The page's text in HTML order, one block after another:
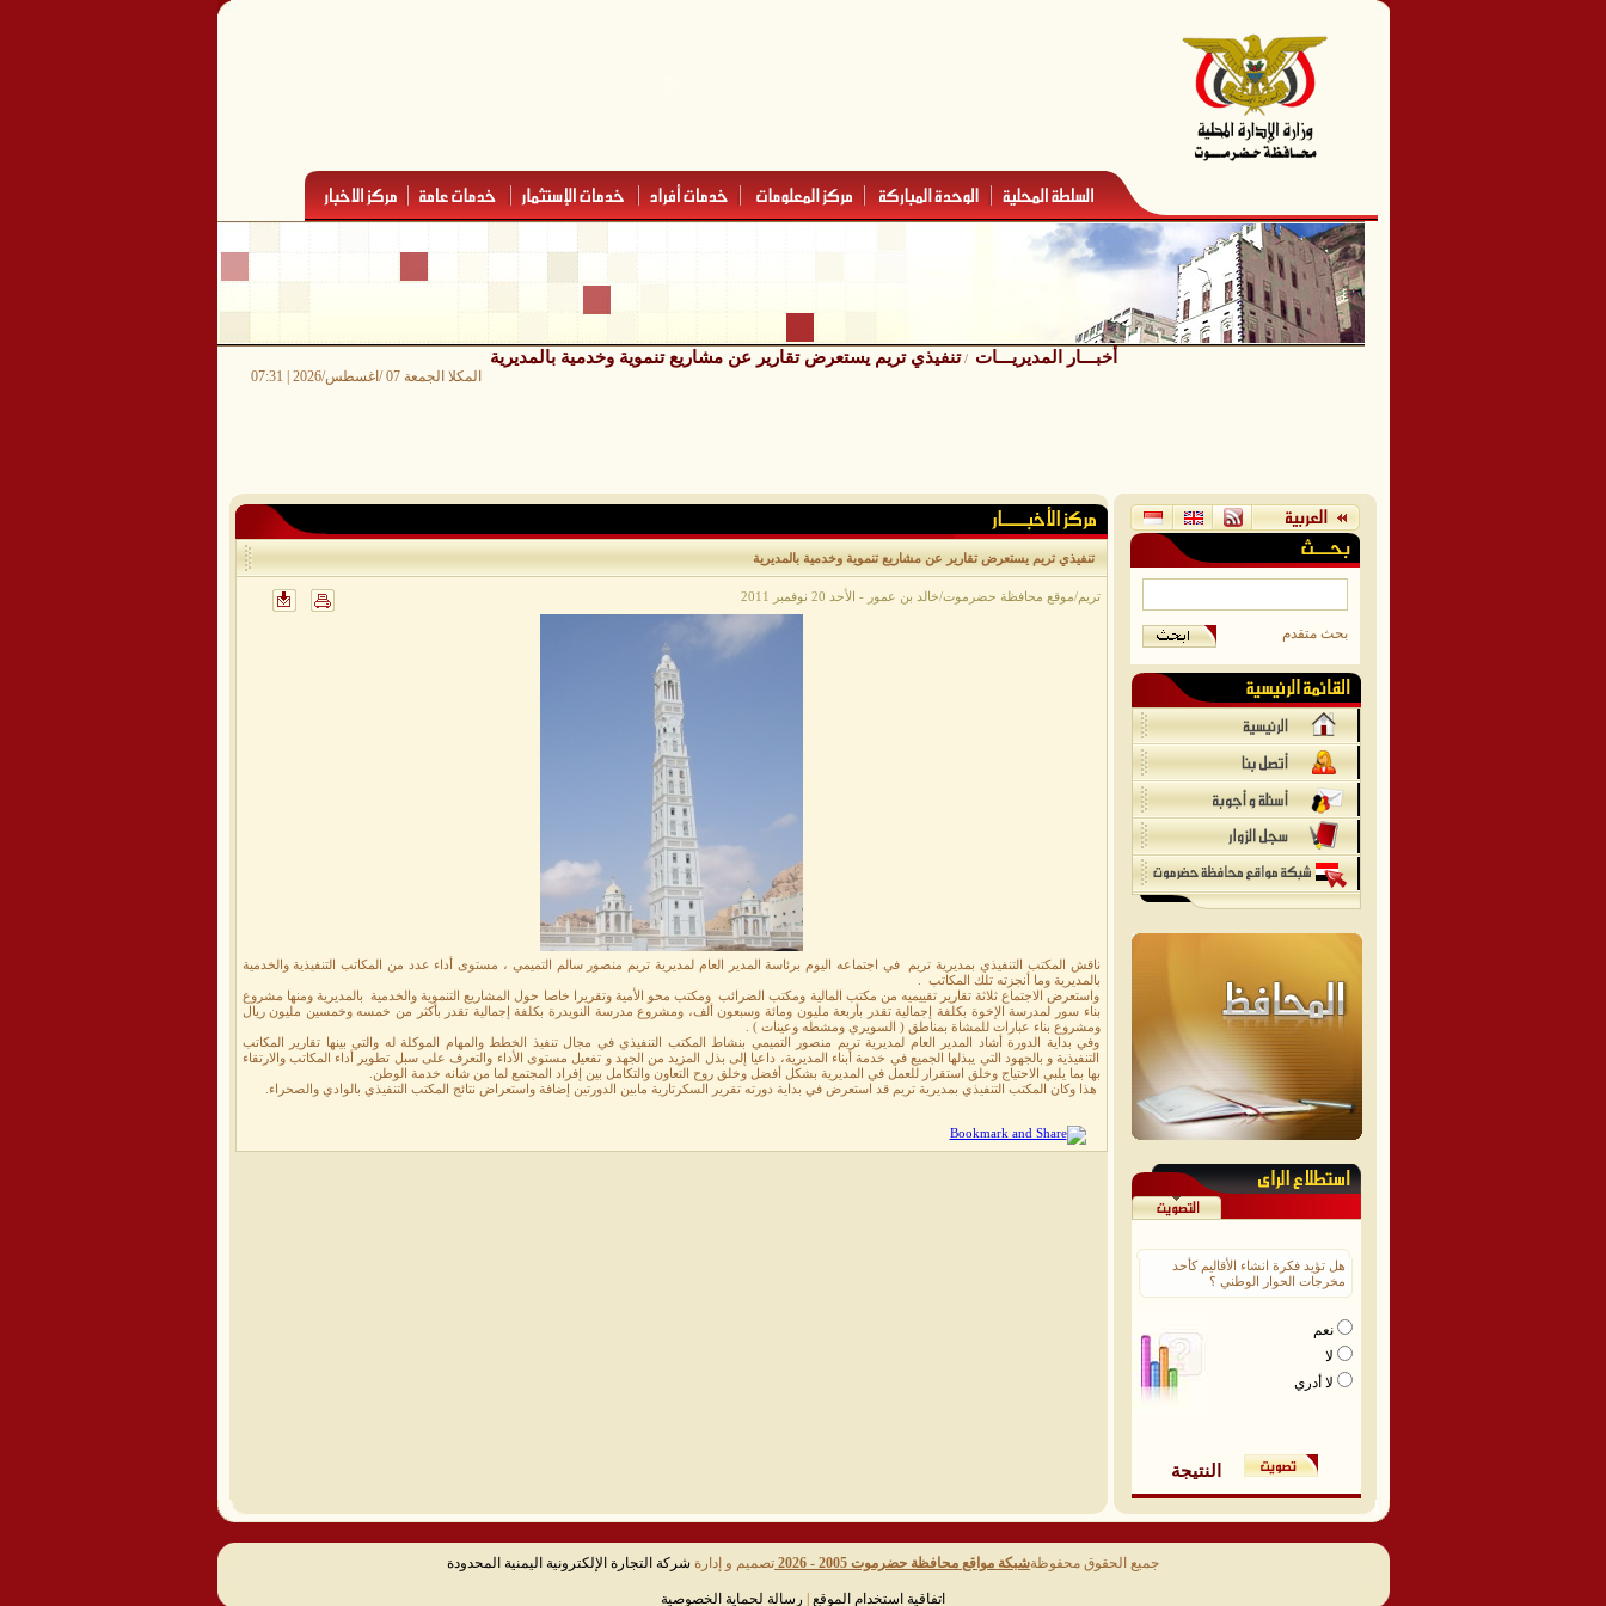
أخبـــار المديريـــات /تنفيذي تريم يستعرض تقارير عن مشاريع تنموية وخدمية بالمديرية
المكلا الجمعة 07 /اغسطس/2026 | 07:31
تنفيذي تريم يستعرض تقارير عن مشاريع تنموية وخدمية بالمديرية
تريم/موقع محافظة حضرموت/خالد بن عمور - الأحد 20 نوفمبر 2011
ناقش المكتب التنفيذي بمديرية تريم في اجتماعه اليوم برئاسة المدير العام لمديرية تريم منصور سالم التميمي ، مستوى أداء عدد من المكاتب التنفيذية والخدمية
بالمديرية وما أنجزته تلك المكاتب .
واستعرض الاجتماع ثلاثة تقارير تقييميه من مكتب المالية ومكتب الضرائب ومكتب محو الأمية وتقريرا خاصا حول المشاريع التنموية والخدمية بالمديرية ومنها مشروع
بناء سور لمدرسة الإخوة بكلفة إجمالية تقدر بأربعة مليون ومائة وسبعون ألف، ومشروع مدرسة النويدرة بكلفة إجمالية تقدر بأكثر من خمسه وخمسين مليون ريال
ومشروع بناء عبارات للمشاة بمناطق ( السويري ومشطه وعينات ) .
وفي بداية الدورة أشاد المدير العام لمديرية تريم منصور التميمي بنشاط المكتب التنفيذي في مجال تنفيذ الخطط والمهام الموكلة له والتي بينها تقارير المكاتب
التنفيذية و بالجهود التي يبذلها الجميع في خدمة أبناء المديرية، داعيا إلى بذل المزيد من الجهد و تفعيل مستوى الأداء والتعرف على سبل تطوير أداء المكاتب والارتقاء
بها بما يلبي الاحتياج وخلق استقرار للعمل في المديرية بشكل أفضل وخلق روح التعاون والتكامل بين إفراد المجتمع لما من شانه خدمة الوطن.
هذا وكان المكتب التنفيذي بمديرية تريم قد استعرض في بداية دورته تقرير السكرتارية مابين الدورتين إضافة واستعراض نتائج المكتب التنفيذي بالوادي والصحراء.
بحث متقدم
هل تؤيد فكرة انشاء الأقاليم كأحد
مخرجات الحوار الوطني ؟
نعم
لا
لا أدري
النتيجة
جميع الحقوق محفوظةشبكة مواقع محافظة حضرموت 2005 - 2026 تصميم و إدارة شركة التجارة الإلكترونية اليمنية المحدودة
اتفاقية استخدام الموقع رسالة لحماية الخصوصية